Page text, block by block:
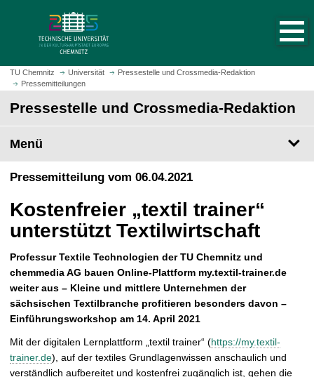
m
H
t
s
i
e
a
u
r
f
e
n
TU Chemnitz Universität
Pressestelle und Crossmedia-Redaktion
Pressemitteilungen
Pressestelle und Crossmedia-Redaktion
Menü
Pressemitteilung vom 06.04.2021
Kostenfreier „textil trainer“
unterstützt Textilwirtschaft
Professur Textile Technologien der TU Chemnitz und
chemmedia AG bauen Online-Plattform my.textil-trainer.de
weiter aus – Kleine und mittlere Unternehmen der
sächsischen Textilbranche profitieren besonders davon –
Einführungsworkshop am 14. April 2021
Mit der digitalen Lernplattform „textil trainer“ (https://my.textil-
trainer.de), auf der textiles Grundlagenwissen anschaulich und
verständlich aufbereitet und kostenfrei zugänglich ist, gehen die